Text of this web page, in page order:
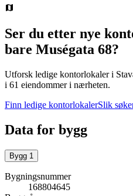
Ser du etter nye
bare Muségata 68?
Utforsk ledige kontorlokaler i
i 61 eiendommer i nærheten.
Finn ledige kontorlokalerSlik
Data for bygg
Bygg 1
Bygningsnummer
168804645